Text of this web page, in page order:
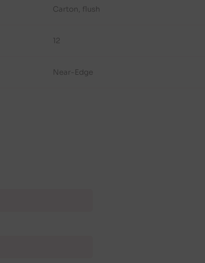
Carton, flush
12
Near-Edge